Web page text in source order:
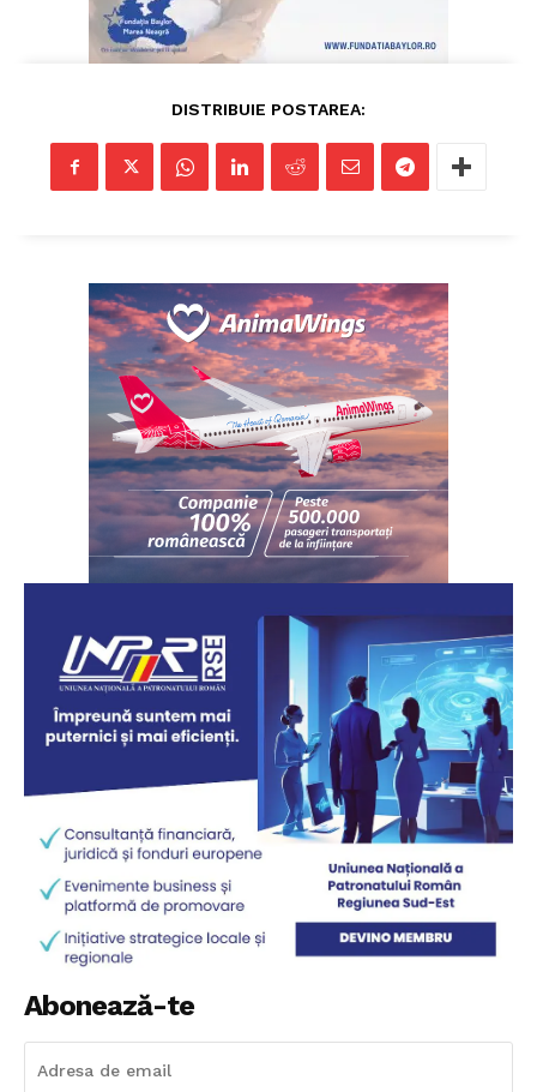
DISTRIBUIE POSTAREA:
Abonează-te